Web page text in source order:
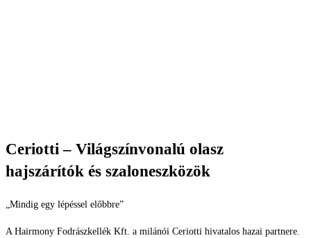
Ceriotti – Világszínvonalú olasz
hajszárítók és szaloneszközök
„Mindig egy lépéssel előbbre”
A Hairmony Fodrászkellék Kft. a milánói Ceriotti hivatalos hazai partnere.